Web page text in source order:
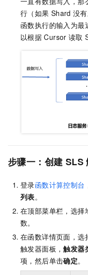
行（如果 Shard 没
函数执行的输入为最
以根据 Cursor 读取
步骤一：创建 SLS
登录函数计算控制台
列表。
在顶部菜单栏，选择
数。
在函数详情页面，选
触发器面板，触发器
项，然后单击确定。